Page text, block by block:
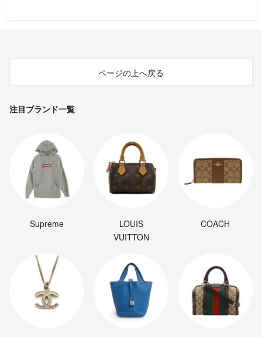
評価で、今までよい評価を沢山頂いておりましたが、ふつうの評価が1
く、スムーズなお取り引きが進んでいたと思っておりましたが、何故
か、ふつうという評価でした…少し残念です…
ページの上へ戻る
注目ブランド一覧
Supreme
LOUIS
VUITTON
COACH